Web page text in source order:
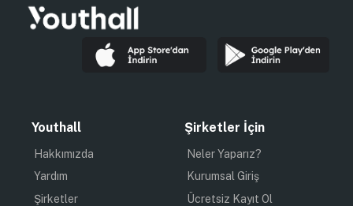
Youthall
Hakkımızda
Yardım
Şirketler
Şirketler İçin
Neler Yaparız?
Kurumsal Giriş
Ücretsiz Kayıt Ol